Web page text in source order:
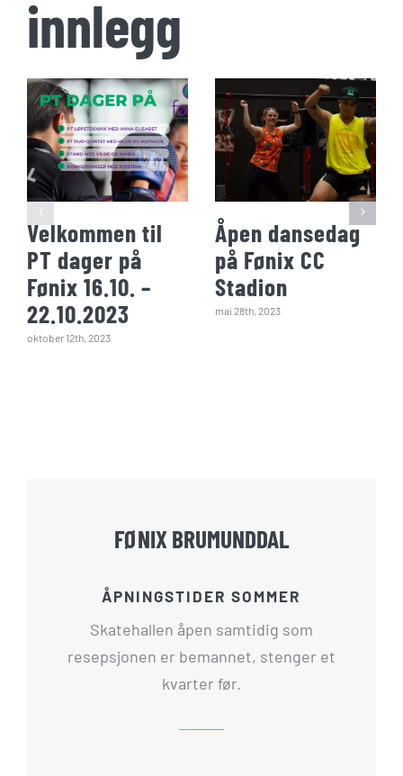
innlegg
Velkommen til
PT dager på
Fønix 16.10. –
22.10.2023
oktober 12th, 2023
Åpen dansedag
på Fønix CC
Stadion
mai 28th, 2023
FØNIX BRUMUNDDAL
ÅPNINGSTIDER SOMMER
Skatehallen åpen samtidig som
resepsjonen er bemannet, stenger et
kvarter før.